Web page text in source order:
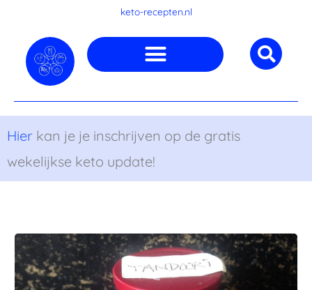
inhoud
keto-recepten.nl
Hier kan je je inschrijven op de gratis
wekelijkse keto update!